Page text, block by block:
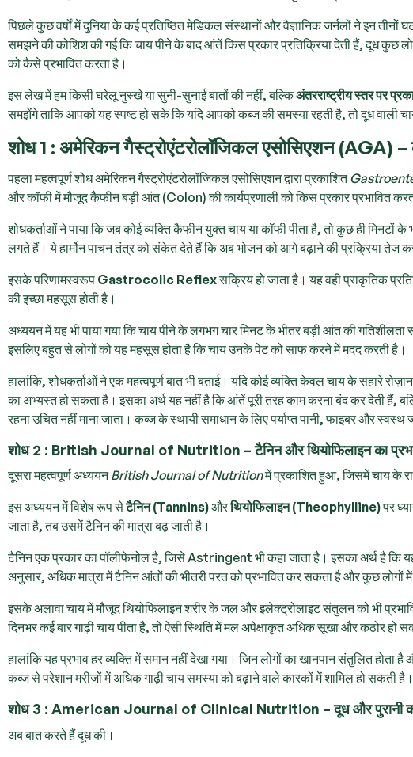
पिछले कुछ वर्षों में दुनिया के कई प्रतिष्ठित मेडिकल संस्थानों और वैज्ञानिक जर्नलों ने इन
समझने की कोशिश की गई कि चाय पीने के बाद आंतें किस प्रकार प्रतिक्रिया देती हैं, दूध कुछ
को कैसे प्रभावित करता है।
इस लेख में हम किसी घरेलू नुस्खे या सुनी-सुनाई बातों की नहीं, बल्किअंतरराष्ट्रीय स्तर पर
समझेंगे ताकि आपको यह स्पष्ट हो सके कि यदि आपको कब्ज की समस्या रहती है, तो दूध वाली
शोध 1 : अमेरिकन गैस्ट्रोएंटरोलॉजिकल एसोसिएशन (AGA)
पहला महत्वपूर्ण शोध अमेरिकन गैस्ट्रोएंटरोलॉजिकल एसोसिएशन द्वारा प्रकाशित
और कॉफी में मौजूद कैफीन बड़ी आंत (Colon) की कार्यप्रणाली को किस प्रकार प्रभावित
शोधकर्ताओं ने पाया कि जब कोई व्यक्ति कैफीन युक्त चाय या कॉफी पीता है, तो कुछ ही
लगते हैं। ये हार्मोन पाचन तंत्र को संकेत देते हैं कि अब भोजन को आगे बढ़ाने की प्रक्रिया तेज
इसके परिणामस्वरूप Gastrocolic Reflexसक्रिय हो जाता है। यह वही प्राकृतिक
की इच्छा महसूस होती है।
अध्ययन में यह भी पाया गया कि चाय पीने के लगभग चार मिनट के भीतर बड़ी आंत की
इसलिए बहुत से लोगों को यह महसूस होता है कि चाय उनके पेट को साफ करने में मदद करती है।
हालांकि, शोधकर्ताओं ने एक महत्वपूर्ण बात भी बताई। यदि कोई व्यक्ति केवल चाय के सहारे
का अभ्यस्त हो सकता है। इसका अर्थ यह नहीं है कि आंतें पूरी तरह काम करना बंद कर देती हैं,
रहना उचित नहीं माना जाता। कब्ज के स्थायी समाधान के लिए पर्याप्त पानी, फाइबर और स्वस्थ
शोध 2 : British Journal of Nutrition – टैनिन और थियोफिलाइन का
दूसरा महत्वपूर्ण अध्ययनBritish Journal of Nutritionमें प्रकाशित हुआ, जिसमें चाय के
इस अध्ययन में विशेष रूप सेटैनिन (Tannins)औरथियोफिलाइन (Theophylline)पर
जाता है, तब उसमें टैनिन की मात्रा बढ़ जाती है।
टैनिन एक प्रकार का पॉलीफेनोल है, जिसे Astringent भी कहा जाता है। इसका अर्थ है
अनुसार, अधिक मात्रा में टैनिन आंतों की भीतरी परत को प्रभावित कर सकता है और कुछ लोगों
इसके अलावा चाय में मौजूद थियोफिलाइन शरीर के जल और इलेक्ट्रोलाइट संतुलन को भी
दिनभर कई बार गाढ़ी चाय पीता है, तो ऐसी स्थिति में मल अपेक्षाकृत अधिक सूखा और कठोर हो
हालांकि यह प्रभाव हर व्यक्ति में समान नहीं देखा गया। जिन लोगों का खानपान संतुलित
कब्ज से परेशान मरीजों में अधिक गाढ़ी चाय समस्या को बढ़ाने वाले कारकों में शामिल हो सकती है।
शोध 3 : American Journal of Clinical Nutrition – दूध और पुरानी
अब बात करते हैं दूध की।